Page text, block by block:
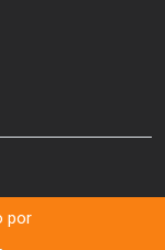
por